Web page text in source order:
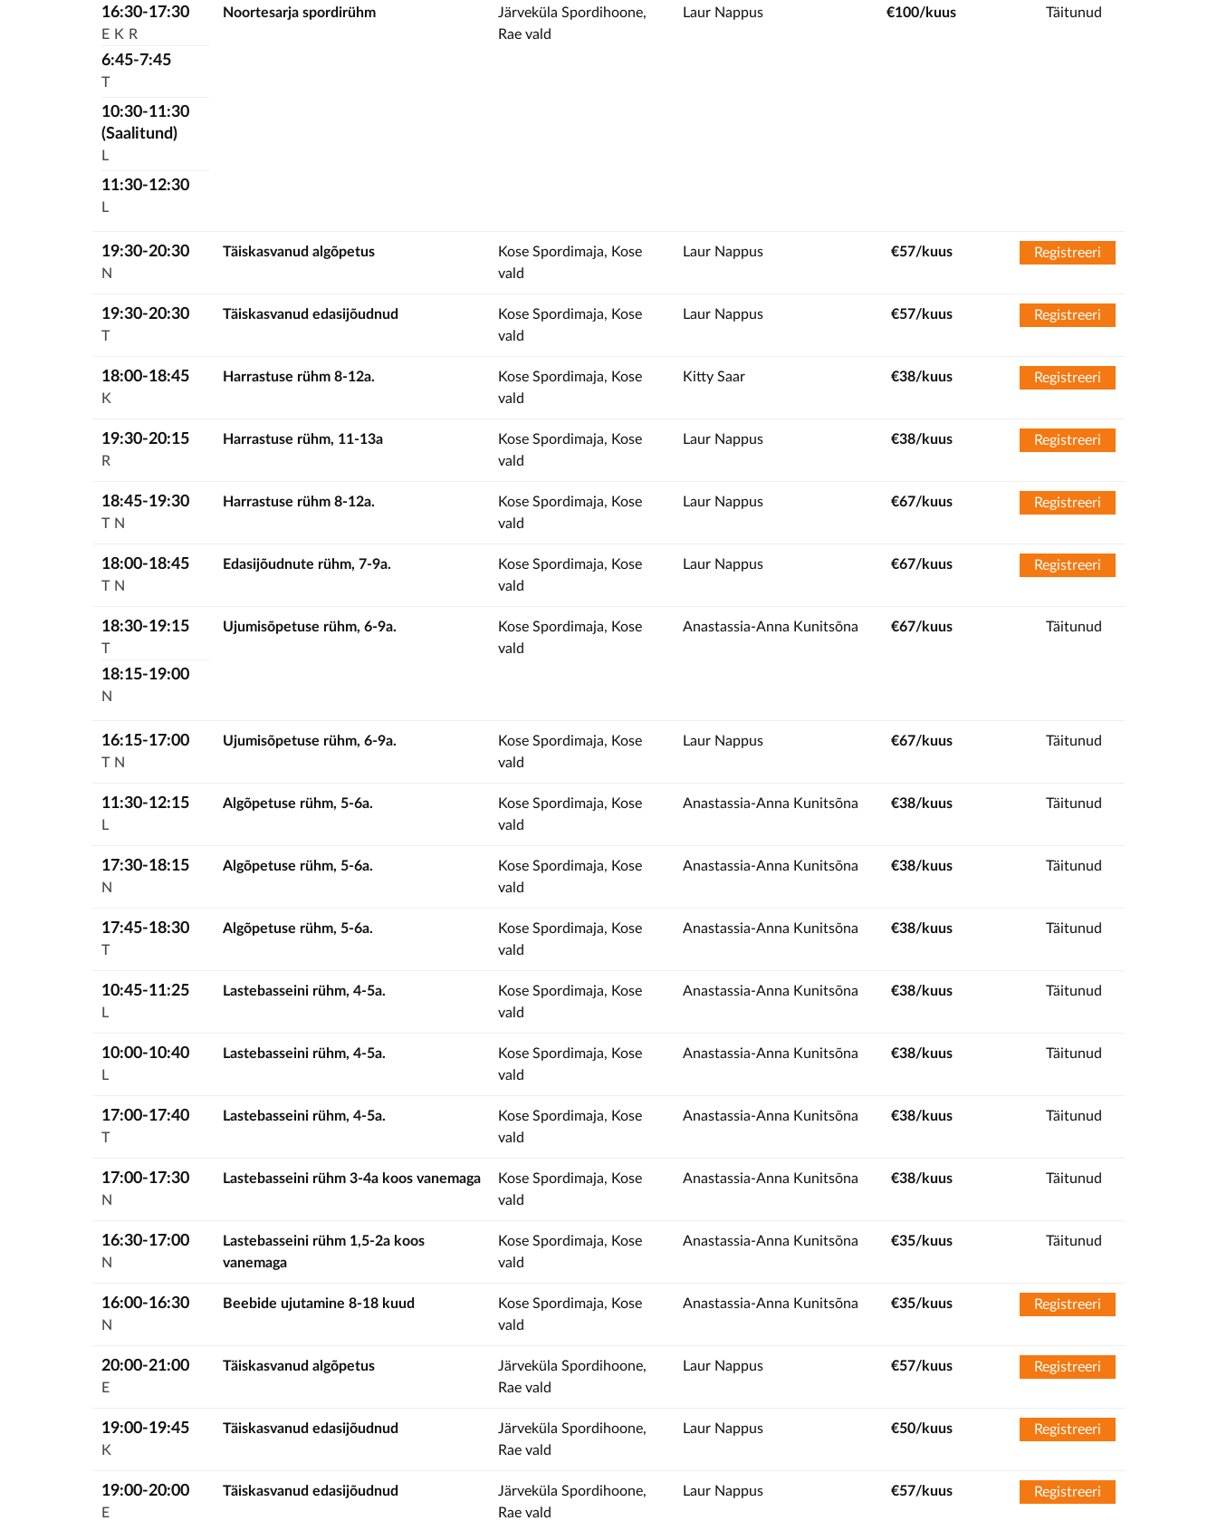
16:30-17:30
E K R
6:45-7:45
T
10:30-11:30
(Saalitund)
L
11:30-12:30
L
Noortesarja spordirühm
Järveküla Spordihoone,
Rae vald
Laur Nappus €100/kuus Täitunud
19:30-20:30
N
Täiskasvanud algõpetus
Kose Spordimaja, Kose
vald
Laur Nappus €57/kuus Registreeri
19:30-20:30
T
Täiskasvanud edasijõudnud
Kose Spordimaja, Kose
vald
Laur Nappus €57/kuus Registreeri
18:00-18:45
K
Harrastuse rühm 8-12a.
Kose Spordimaja, Kose
vald
Kitty Saar €38/kuus Registreeri
19:30-20:15
R
Harrastuse rühm, 11-13a
Kose Spordimaja, Kose
vald
Laur Nappus €38/kuus Registreeri
18:45-19:30
T N
Harrastuse rühm 8-12a.
Kose Spordimaja, Kose
vald
Laur Nappus €67/kuus Registreeri
18:00-18:45
T N
Edasijõudnute rühm, 7-9a.
Kose Spordimaja, Kose
vald
Laur Nappus €67/kuus Registreeri
18:30-19:15
T
18:15-19:00
N
Ujumisõpetuse rühm, 6-9a.
Kose Spordimaja, Kose
vald
Anastassia-Anna Kunitsõna €67/kuus Täitunud
16:15-17:00
T N
Ujumisõpetuse rühm, 6-9a.
Kose Spordimaja, Kose
vald
Laur Nappus €67/kuus Täitunud
11:30-12:15
L
Algõpetuse rühm, 5-6a.
Kose Spordimaja, Kose
vald
Anastassia-Anna Kunitsõna €38/kuus Täitunud
17:30-18:15
N
Algõpetuse rühm, 5-6a.
Kose Spordimaja, Kose
vald
Anastassia-Anna Kunitsõna €38/kuus Täitunud
17:45-18:30
T
Algõpetuse rühm, 5-6a.
Kose Spordimaja, Kose
vald
Anastassia-Anna Kunitsõna €38/kuus Täitunud
10:45-11:25
L
Lastebasseini rühm, 4-5a.
Kose Spordimaja, Kose
vald
Anastassia-Anna Kunitsõna €38/kuus Täitunud
10:00-10:40
L
Lastebasseini rühm, 4-5a.
Kose Spordimaja, Kose
vald
Anastassia-Anna Kunitsõna €38/kuus Täitunud
17:00-17:40
T
Lastebasseini rühm, 4-5a.
Kose Spordimaja, Kose
vald
Anastassia-Anna Kunitsõna €38/kuus Täitunud
17:00-17:30
N
Lastebasseini rühm 3-4a koos vanemaga
Kose Spordimaja, Kose
vald
Anastassia-Anna Kunitsõna €38/kuus Täitunud
16:30-17:00
N
Lastebasseini rühm 1,5-2a koos
vanemaga
Kose Spordimaja, Kose
vald
Anastassia-Anna Kunitsõna €35/kuus Täitunud
16:00-16:30
N
Beebide ujutamine 8-18 kuud
Kose Spordimaja, Kose
vald
Anastassia-Anna Kunitsõna €35/kuus Registreeri
20:00-21:00
E
Täiskasvanud algõpetus
Järveküla Spordihoone,
Rae vald
Laur Nappus €57/kuus Registreeri
19:00-19:45
K
Täiskasvanud edasijõudnud
Järveküla Spordihoone,
Rae vald
Laur Nappus €50/kuus Registreeri
19:00-20:00
E
Täiskasvanud edasijõudnud
Järveküla Spordihoone,
Rae vald
Laur Nappus €57/kuus Registreeri